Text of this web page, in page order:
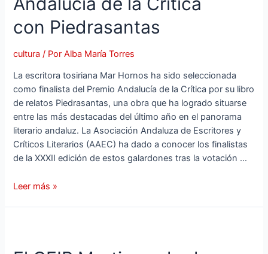
con Piedrasantas
cultura / PorAlba María Torres
La escritora tosiriana Mar Hornos ha sido seleccionada
como finalista del Premio Andalucía de la Crítica por su libro
de relatos Piedrasantas, una obra que ha logrado situarse
entre las más destacadas del último año en el panorama
literario andaluz. La Asociación Andaluza de Escritores y
Críticos Literarios (AAEC) ha dado a conocer los finalistas
de la XXXII edición de estos galardones tras la votación …
Leer más »